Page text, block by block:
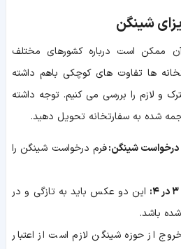
شینگن
ممکن است درباره کشورهای مختلف
ها تفاوت های کوچکی باهم داشته
و لازم را بررسی می کنیم. توجه داشته
شده به سفارتخانه تحویل دهید.
درخواست شینگن:فرم درخواست شینگن را
این دو عکس باید به تازگی و در
باشد.
از حوزه شینگن لازم است از اعتبار